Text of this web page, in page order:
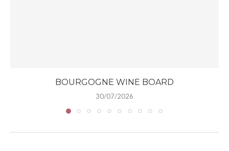
BOURGOGNE WINE BOARD
30/07/2026